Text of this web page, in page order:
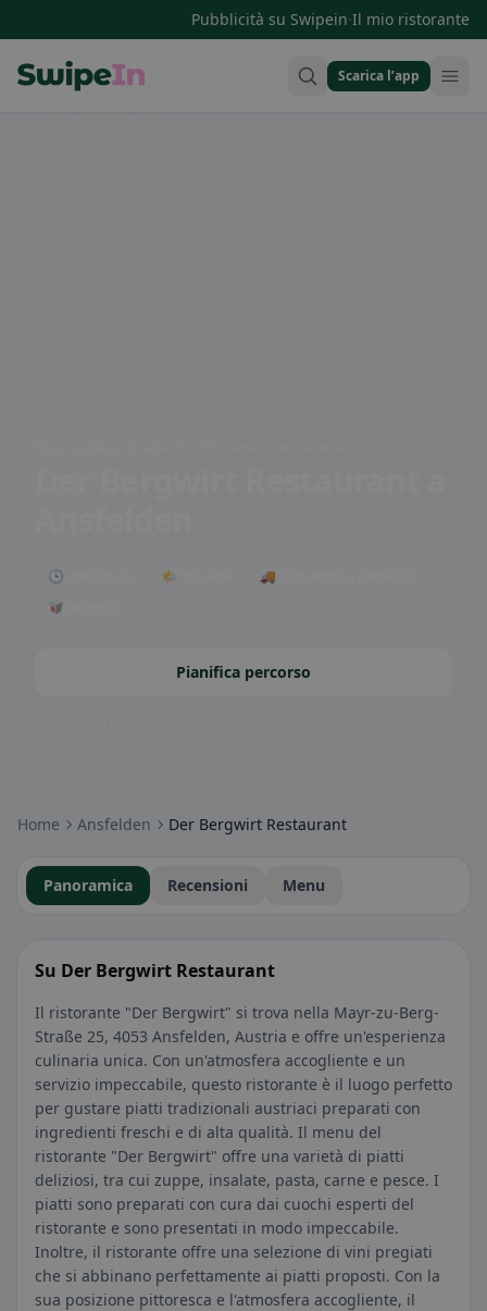
Pubblicità su Swipein·Il mio ristorante
Scarica l’app
🕒 Aperto ora 🌤 Terrazza
🚚 Consegna a domicilio
🥡 Asporto
Pianifica percorso
Home Ansfelden Der Bergwirt Restaurant
Panoramica Recensioni Menu
Su Der Bergwirt Restaurant
Il ristorante "Der Bergwirt" si trova nella Mayr-zu-Berg-
Straße 25, 4053 Ansfelden, Austria e offre un'esperienza
culinaria unica. Con un'atmosfera accogliente e un
servizio impeccabile, questo ristorante è il luogo perfetto
per gustare piatti tradizionali austriaci preparati con
ingredienti freschi e di alta qualità. Il menu del
ristorante "Der Bergwirt" offre una varietà di piatti
deliziosi, tra cui zuppe, insalate, pasta, carne e pesce. I
piatti sono preparati con cura dai cuochi esperti del
ristorante e sono presentati in modo impeccabile.
Inoltre, il ristorante offre una selezione di vini pregiati
che si abbinano perfettamente ai piatti proposti. Con la
sua posizione pittoresca e l'atmosfera accogliente, il